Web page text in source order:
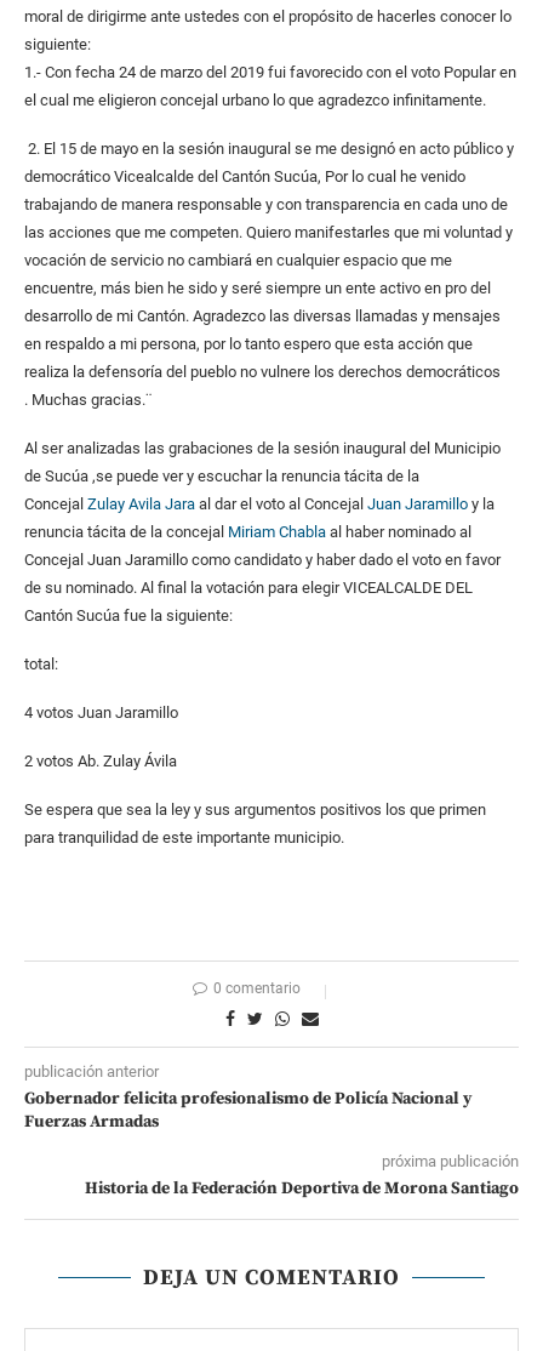
moral de dirigirme ante ustedes con el propósito de hacerles conocer lo
siguiente:
1.- Con fecha 24 de marzo del 2019 fui favorecido con el voto Popular en
el cual me eligieron concejal urbano lo que agradezco infinitamente.
2. El 15 de mayo en la sesión inaugural se me designó en acto público y
democrático Vicealcalde del Cantón Sucúa, Por lo cual he venido
trabajando de manera responsable y con transparencia en cada uno de
las acciones que me competen. Quiero manifestarles que mi voluntad y
vocación de servicio no cambiará en cualquier espacio que me
encuentre, más bien he sido y seré siempre un ente activo en pro del
desarrollo de mi Cantón. Agradezco las diversas llamadas y mensajes
en respaldo a mi persona, por lo tanto espero que esta acción que
realiza la defensoría del pueblo no vulnere los derechos democráticos
. Muchas gracias.¨
Al ser analizadas las grabaciones de la sesión inaugural del Municipio
de Sucúa ,se puede ver y escuchar la renuncia tácita de la
Concejal Zulay Avila Jara al dar el voto al Concejal Juan Jaramillo y la
renuncia tácita de la concejal Miriam Chabla al haber nominado al
Concejal Juan Jaramillo como candidato y haber dado el voto en favor
de su nominado. Al final la votación para elegir VICEALCALDE DEL
Cantón Sucúa fue la siguiente:
total:
4 votos Juan Jaramillo
2 votos Ab. Zulay Ávila
Se espera que sea la ley y sus argumentos positivos los que primen
para tranquilidad de este importante municipio.
0 comentario
publicación anterior
Gobernador felicita profesionalismo de Policía Nacional y
Fuerzas Armadas
próxima publicación
Historia de la Federación Deportiva de Morona Santiago
DEJA UN COMENTARIO